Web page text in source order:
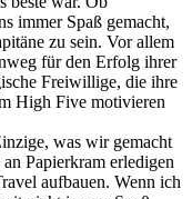
immer Spaß gemacht,
zu sein. Vor allem
für den Erfolg ihrer
Freiwillige, die ihre
High Five motivieren
was wir gemacht
Papierkram erledigen
aufbauen. Wenn ich